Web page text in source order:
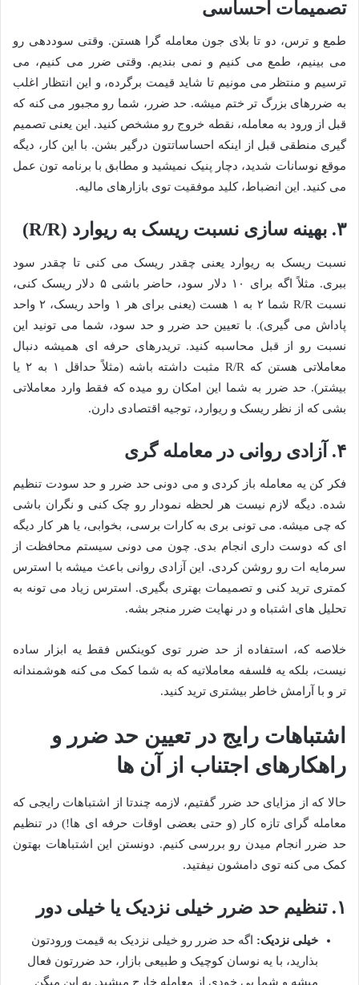
تصمیمات احساسی
طمع و ترس، دو تا بلای جون معامله گرا هستن. وقتی سوددهی رو
می بینیم، طمع می کنیم و نمی بندیم. وقتی ضرر می کنیم، می
ترسیم و منتظر می مونیم تا شاید قیمت برگرده، و این انتظار اغلب
به ضررهای بزرگ تر ختم میشه. حد ضرر، شما رو مجبور می کنه که
قبل از ورود به معامله، نقطه خروج رو مشخص کنید. این یعنی تصمیم
گیری منطقی قبل از اینکه احساساتتون درگیر بشن. با این کار، دیگه
موقع نوسانات شدید، دچار پنیک نمیشید و مطابق با برنامه تون عمل
می کنید. این انضباط، کلید موفقیت توی بازارهای مالیه.
۳. بهینه سازی نسبت ریسک به ریوارد (R/R)
نسبت ریسک به ریوارد یعنی چقدر ریسک می کنی تا چقدر سود
ببری. مثلاً اگه برای ۱۰ دلار سود، حاضر باشی ۵ دلار ریسک کنی،
نسبت R/R شما ۲ به ۱ هست (یعنی برای هر ۱ واحد ریسک، ۲ واحد
پاداش می گیری). با تعیین حد ضرر و حد سود، شما می تونید این
نسبت رو از قبل محاسبه کنید. تریدرهای حرفه ای همیشه دنبال
معاملاتی هستن که R/R مثبت داشته باشه (مثلاً حداقل ۱ به ۲ یا
بیشتر). حد ضرر به شما این امکان رو میده که فقط وارد معاملاتی
بشی که از نظر ریسک و ریوارد، توجیه اقتصادی دارن.
۴. آزادی روانی در معامله گری
فکر کن یه معامله باز کردی و می دونی حد ضرر و حد سودت تنظیم
شده. دیگه لازم نیست هر لحظه نمودار رو چک کنی و نگران باشی
که چی میشه. می تونی بری به کارات برسی، بخوابی، یا هر کار دیگه
ای که دوست داری انجام بدی. چون می دونی سیستم محافظت از
سرمایه ات رو روشن کردی. این آزادی روانی باعث میشه با استرس
کمتری ترید کنی و تصمیمات بهتری بگیری. استرس زیاد می تونه به
تحلیل های اشتباه و در نهایت ضرر منجر بشه.
خلاصه که، استفاده از حد ضرر توی کوینکس فقط یه ابزار ساده
نیست، بلکه یه فلسفه معاملاتیه که به شما کمک می کنه هوشمندانه
تر و با آرامش خاطر بیشتری ترید کنید.
اشتباهات رایج در تعیین حد ضرر و
راهکارهای اجتناب از آن ها
حالا که از مزایای حد ضرر گفتیم، لازمه چندتا از اشتباهات رایجی که
معامله گرای تازه کار (و حتی بعضی اوقات حرفه ای ها!) در تنظیم
حد ضرر انجام میدن رو بررسی کنیم. دونستن این اشتباهات بهتون
کمک می کنه توی دامشون نیفتید.
۱. تنظیم حد ضرر خیلی نزدیک یا خیلی دور
خیلی نزدیک: اگه حد ضرر رو خیلی نزدیک به قیمت ورودتون
بذارید، با یه نوسان کوچیک و طبیعی بازار، حد ضررتون فعال
میشه و شما بی خودی از معامله خارج میشید. به این میگن